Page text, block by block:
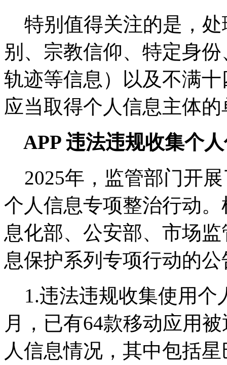
特别值得关注的是，处
别、宗教信仰、特定身
轨迹等信息）以及不满
应当取得个人信息主体
APP 违法违规收集个
2025年，监管部门开展
个人信息专项整治行动
息化部、公安部、市场
息保护系列专项行动的
1.违法违规收集使用个
月，已有64款移动应用
人信息情况，其中包括